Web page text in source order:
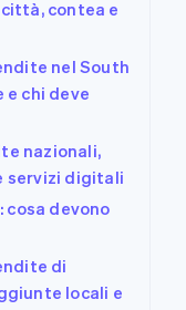
contea e
nel South
chi deve
nazionali,
servizi digitali
cosa devono
di
locali e